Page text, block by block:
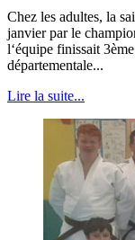
Chez les adultes, la
janvier par le
l‘équipe finissait
départementale...
Lire la suite...